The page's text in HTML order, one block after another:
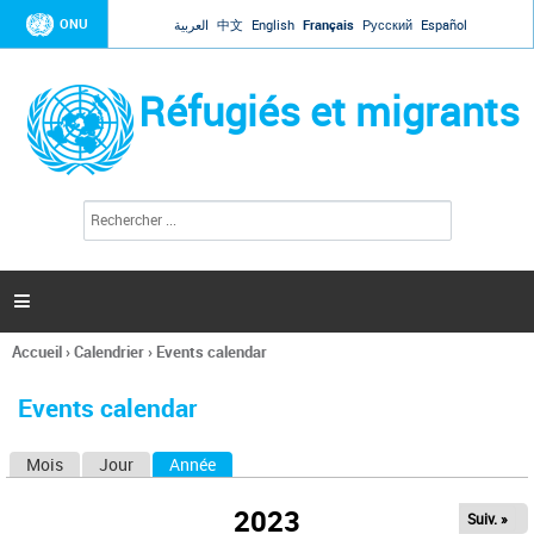
Jump to navigation
ONU العربية 中文 English Français Русский Español
Réfugiés et migrants
l
c
h
e

Vous
ici
Accueil›Calendrier› Events calendar
Events calendar
Mois Jour Année
2023 Suiv. »